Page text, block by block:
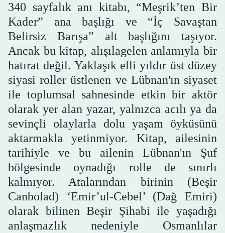
340 sayfalık anı kitabı, “Meşrik’ten Bir
Kader” ana başlığı ve “İç Savaştan
Belirsiz Barışa” alt başlığını taşıyor.
Ancak bu kitap, alışılagelen anlamıyla bir
hatırat değil. Yaklaşık elli yıldır üst düzey
siyasi roller üstlenen ve Lübnan'ın siyaset
ile toplumsal sahnesinde etkin bir aktör
olarak yer alan yazar, yalnızca acılı ya da
sevinçli olaylarla dolu yaşam öyküsünü
aktarmakla yetinmiyor. Kitap, ailesinin
tarihiyle ve bu ailenin Lübnan'ın Şuf
bölgesinde oynadığı rolle de sınırlı
kalmıyor. Atalarından birinin (Beşir
Canbolad) ‘Emir’ul-Cebel’ (Dağ Emiri)
olarak bilinen Beşir Şihabi ile yaşadığı
anlaşmazlık nedeniyle Osmanlılar